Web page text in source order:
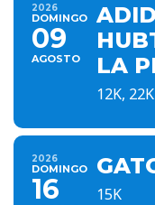
2026
DOMINGO
09
AGOSTO
LA
12K, 22K
2026
DOMINGO
16 15K